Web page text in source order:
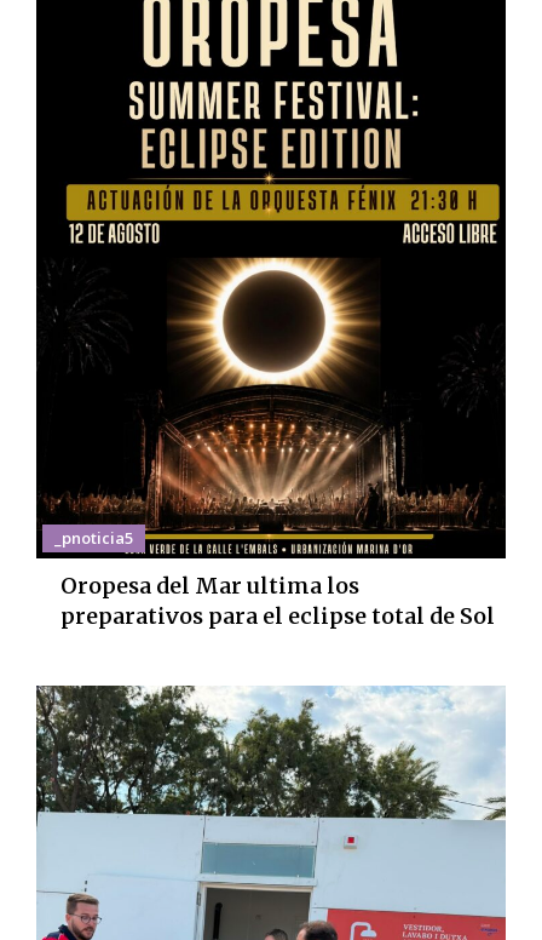
_pnoticia5
Oropesa del Mar ultima los
preparativos para el eclipse total de Sol